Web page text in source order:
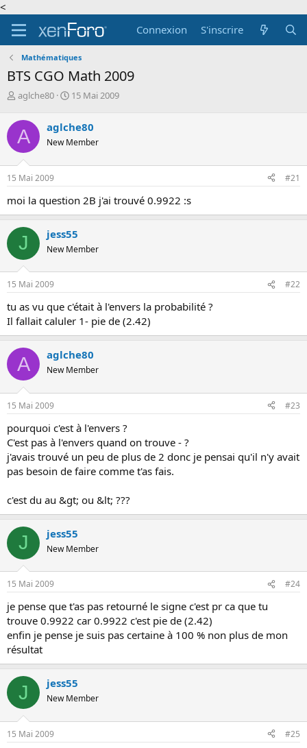
<
Connexion
S'inscrire
Mathématiques
BTS CGO Math 2009
A
t
e
u
r
d
e
a
d
i
s
u
s
s
o
n
aglche80
D
e
d
d
u
t
15 Mai 2009
A aglche80
New Member
15 Mai 2009 #21
moi la question 2B j'ai trouvé 0.9922 :s
J jess55
New Member
15 Mai 2009 #22
tu as vu que c'était à l'envers la probabilité ?
Il fallait caluler 1- pie de (2.42)
A aglche80
New Member
15 Mai 2009 #23
pourquoi c'est à l'envers ?
C'est pas à l'envers quand on trouve - ?
j'avais trouvé un peu de plus de 2 donc je pensai qu'il n'y avait
pas besoin de faire comme t'as fais.
c'est du au &gt; ou &lt; ???
J jess55
New Member
15 Mai 2009 #24
je pense que t'as pas retourné le signe c'est pr ca que tu
trouve 0.9922 car 0.9922 c'est pie de (2.42)
enfin je pense je suis pas certaine à 100 % non plus de mon
résultat
J jess55
New Member
15 Mai 2009 #25